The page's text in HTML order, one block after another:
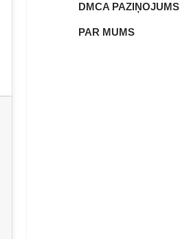
DMCA PAZIŅOJUMS
PAR MUMS